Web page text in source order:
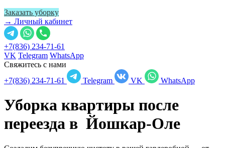
Заказать уборку
→ Личный кабинет
+7(836) 234-71-61
VK Telegram WhatsApp
Свяжитесь с нами
+7(836) 234-71-61
Telegram VK WhatsApp
Уборка квартиры после
переезда в Йошкар-Оле